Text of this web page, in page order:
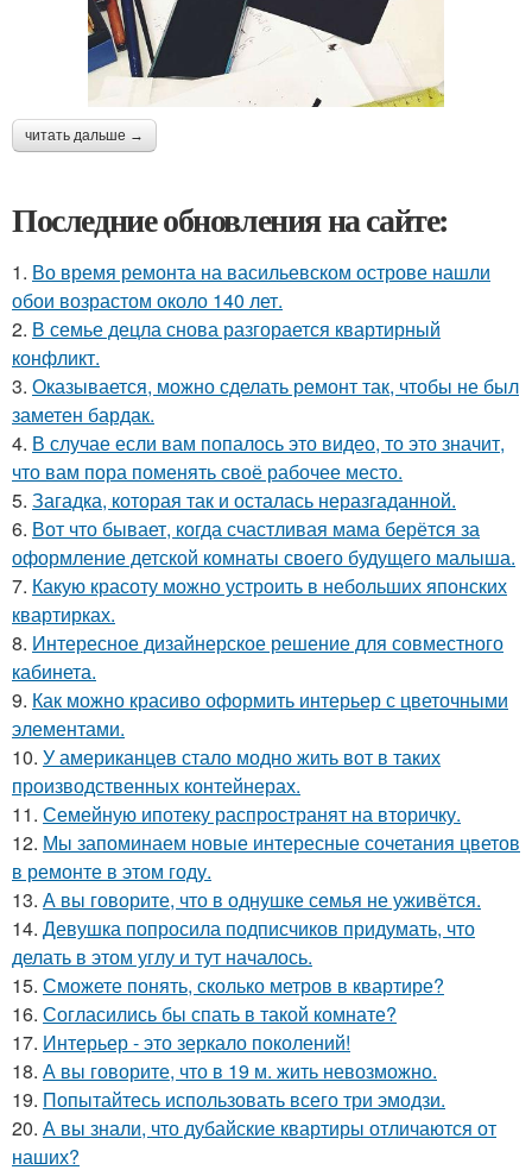
читать дальше →
Последние обновления на сайте:
1. Во время ремонта на васильевском острове нашли
обои возрастом около 140 лет.
2. В семье децла снова разгорается квартирный
конфликт.
3. Оказывается, можно сделать ремонт так, чтобы не был
заметен бардак.
4. В случае если вам попалось это видео, то это значит,
что вам пора поменять своё рабочее место.
5. Загадка, которая так и осталась неразгаданной.
6. Вот что бывает, когда счастливая мама берётся за
оформление детской комнаты своего будущего малыша.
7. Какую красоту можно устроить в небольших японских
квартирках.
8. Интересное дизайнерское решение для совместного
кабинета.
9. Как можно красиво оформить интерьер с цветочными
элементами.
10. У американцев стало модно жить вот в таких
производственных контейнерах.
11. Семейную ипотеку распространят на вторичку.
12. Мы запоминаем новые интересные сочетания цветов
в ремонте в этом году.
13. А вы говорите, что в однушке семья не уживётся.
14. Девушка попросила подписчиков придумать, что
делать в этом углу и тут началось.
15. Сможете понять, сколько метров в квартире?
16. Согласились бы спать в такой комнате?
17. Интерьер - это зеркало поколений!
18. А вы говорите, что в 19 м. жить невозможно.
19. Попытайтесь использовать всего три эмодзи.
20. А вы знали, что дубайские квартиры отличаются от
наших?